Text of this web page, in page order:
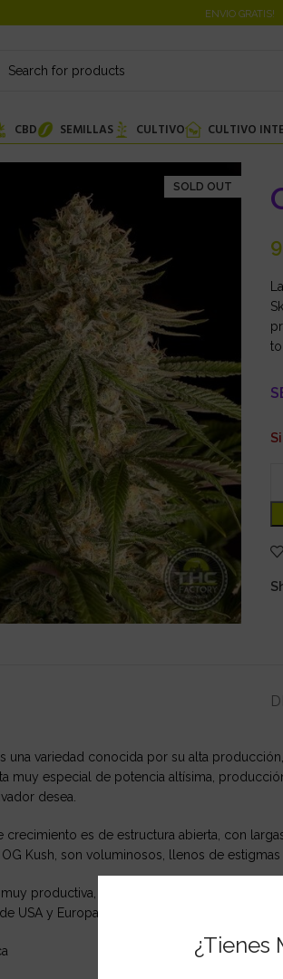
¿Tienes
ENVIO GRATIS!
CBD SEMILLAS CULTIVO CULTIVO
SOLD OUT
to enlarge
una variedad conocida por su alta
muy especial de potencia altísima,
desea.
crecimiento es de estructura abierta, con
Kush, son voluminosos, llenos de
muy productiva, y el sabor es fuerte y muy
USA y Europa.